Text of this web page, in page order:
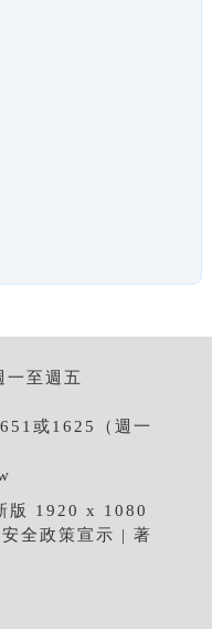
至週五
或1625（週一
版 1920 x 1080
全政策宣示 |著